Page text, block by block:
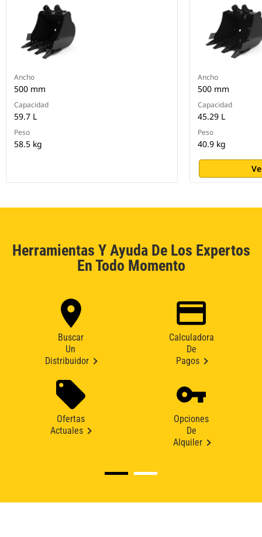
Ancho
500 mm
Capacidad
59.7 L
Peso
58.5 kg
Ancho
500 mm
Capacidad
45.29 L
Peso
40.9 kg
Herramientas Y Ayuda De Los Expertos
En Todo Momento
Buscar
Un
Distribuidor
Calculadora
De
Pagos
Ofertas
Actuales
Opciones
De
Alquiler